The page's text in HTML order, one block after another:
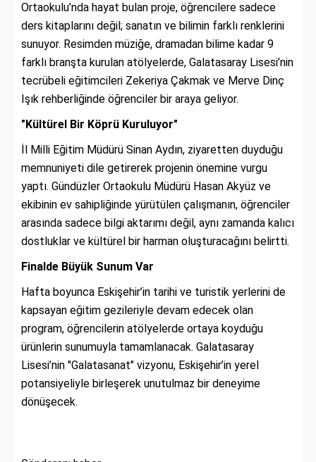
Ortaokulu’nda hayat bulan proje, öğrencilere sadece
ders kitaplarını değil; sanatın ve bilimin farklı renklerini
sunuyor. Resimden müziğe, dramadan bilime kadar 9
farklı branşta kurulan atölyelerde, Galatasaray Lisesi’nin
tecrübeli eğitimcileri Zekeriya Çakmak ve Merve Dinç
Işık rehberliğinde öğrenciler bir araya geliyor.
"Kültürel Bir Köprü Kuruluyor"
İl Milli Eğitim Müdürü Sinan Aydın, ziyaretten duyduğu
memnuniyeti dile getirerek projenin önemine vurgu
yaptı. Gündüzler Ortaokulu Müdürü Hasan Akyüz ve
ekibinin ev sahipliğinde yürütülen çalışmanın, öğrenciler
arasında sadece bilgi aktarımı değil, aynı zamanda kalıcı
dostluklar ve kültürel bir harman oluşturacağını belirtti.
Finalde Büyük Sunum Var
Hafta boyunca Eskişehir’in tarihi ve turistik yerlerini de
kapsayan eğitim gezileriyle devam edecek olan
program, öğrencilerin atölyelerde ortaya koyduğu
ürünlerin sunumuyla tamamlanacak. Galatasaray
Lisesi’nin "Galatasanat" vizyonu, Eskişehir’in yerel
potansiyeliyle birleşerek unutulmaz bir deneyime
dönüşecek.